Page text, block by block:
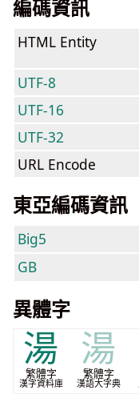
編碼資訊
HTML Entity
UTF-8
UTF-16
UTF-32
URL Encode
東亞編碼資訊
Big5
GB
異體字
湯
繁體字
漢字資料庫
湯
繁體字
漢語大字典